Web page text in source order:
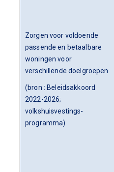
Zorgen voor voldoende
passende en betaalbare
woningen voor
verschillende doelgroepen
(bron : Beleidsakkoord
2022-2026;
volkshuisvestings-
programma)